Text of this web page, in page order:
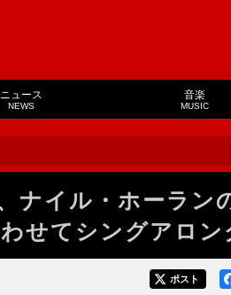
ニュース
NEWS
音楽
MUSIC
ナイル・ホーラン
せてシングアロン
ポスト